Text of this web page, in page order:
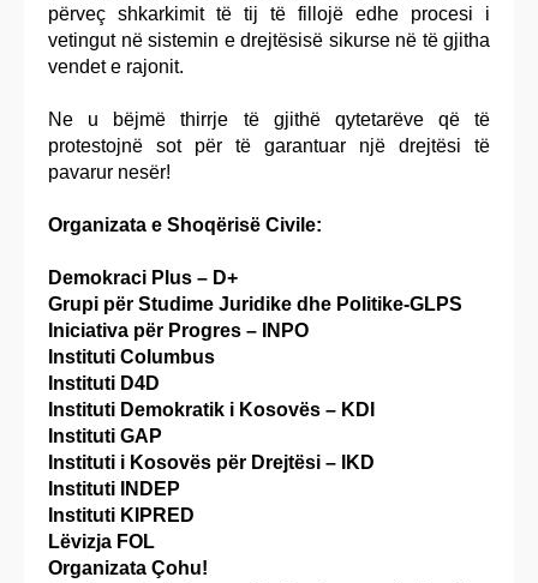
përveç shkarkimit të tij të fillojë edhe procesi i
vetingut në sistemin e drejtësisë sikurse në të gjitha
vendet e rajonit.
Ne u bëjmë thirrje të gjithë qytetarëve që të
protestojnë sot për të garantuar një drejtësi të
pavarur nesër!
Organizata e Shoqërisë Civile:
Demokraci Plus – D+
Grupi për Studime Juridike dhe Politike-GLPS
Iniciativa për Progres – INPO
Instituti Columbus
Instituti D4D
Instituti Demokratik i Kosovës – KDI
Instituti GAP
Instituti i Kosovës për Drejtësi – IKD
Instituti INDEP
Instituti KIPRED
Lëvizja FOL
Organizata Çohu!